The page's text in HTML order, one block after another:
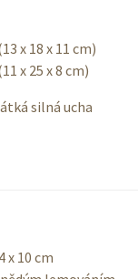
x 18 x 11 cm)
x 25 x 8 cm)
silná ucha
x 10 cm